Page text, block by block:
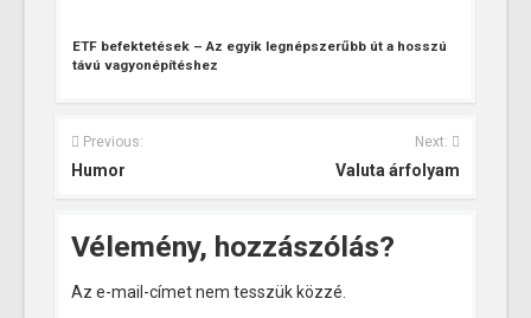
ETF befektetések – Az egyik legnépszerűbb út a hosszú
távú vagyonépítéshez
Previous:
Humor
Next:
Valuta árfolyam
Vélemény, hozzászólás?
Az e-mail-címet nem tesszük közzé.